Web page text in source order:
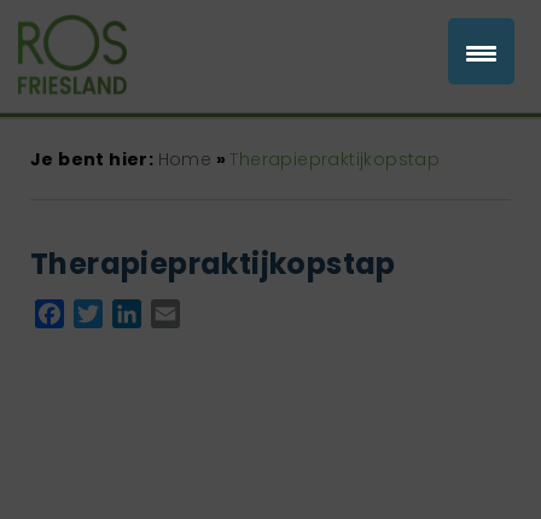
Je bent hier: Home »Therapiepraktijkopstap
Therapiepraktijkopstap
Facebook
TwitterLinkedIn